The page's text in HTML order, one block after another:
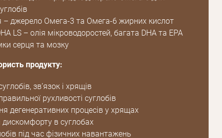
– джерело Омега-3 та Омега-6 жирних кислот
LS – олія мікроводоростей, багата DHA та EPA
серця та мозку
продукту:
зв’язок і хрящів
рухливості суглобів
дегенеративних процесів у хрящах
в суглобах
під час фізичних навантажень